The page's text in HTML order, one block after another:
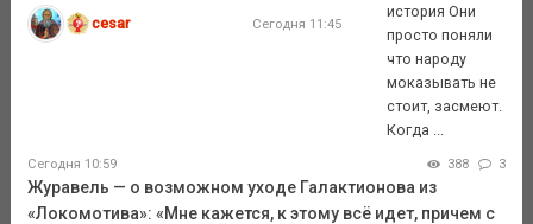
cesar Сегодня 11:45
история Они
просто поняли
что народу
моказывать не
стоит, засмеют.
Когда ...
Сегодня 10:59 388 3
Журавель — о возможном уходе Галактионова из
«Локомотива»: «Мне кажется, к этому всё идет, причем с